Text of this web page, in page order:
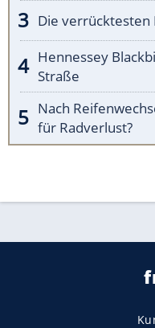
Die verrücktesten
Hennessey
Straße
Nach
für Radverlust?